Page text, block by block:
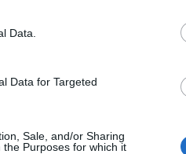
Data.
Data for Targeted
Sale, and/or Sharing
Purposes for which it